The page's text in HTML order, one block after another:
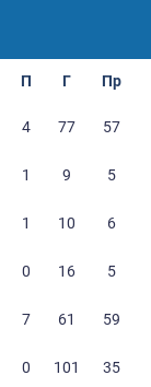
П Г Пр
4 77 57
1 9 5
1 10 6
0 16 5
7 61 59
0 101 35